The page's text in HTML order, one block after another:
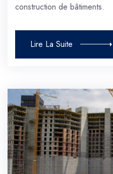
construction de bâtiments.
Lire La Suite